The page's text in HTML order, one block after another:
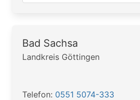
Bad Sachsa
Landkreis Göttingen
Telefon: 0551 5074-333